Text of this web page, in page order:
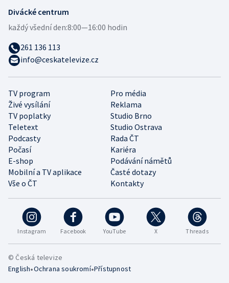
Instagram Facebook YouTube X Threads
TV program
Pro média
Živé vysílání
Reklama
TV poplatky
Studio Brno
Teletext
Studio Ostrava
Podcasty
Rada ČT
Počasí
Kariéra
E-shop
Podávání námětů
Mobilní a TV aplikace
Časté dotazy
Vše o ČT
Kontakty
Divácké centrum
každý všední den:8:00—16:00 hodin
261 136 113
info@ceskatelevize.cz
© Česká televize
English•Ochrana soukromí•Přístupnost